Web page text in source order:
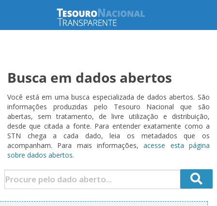
Busca em dados abertos
Você está em uma busca especializada de dados abertos. São
informações produzidas pelo Tesouro Nacional que são
abertas, sem tratamento, de livre utilização e distribuição,
desde que citada a fonte. Para entender exatamente como a
STN chega a cada dado, leia os metadados que os
acompanham. Para mais informações,acesse esta página
sobre dados abertos.